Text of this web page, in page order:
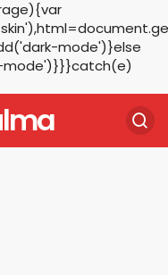
mode')}else
mode')}}}catch(e)